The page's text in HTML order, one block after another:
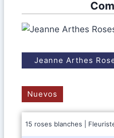
Jeanne Arthes
Nuevos
15 roses blanches |